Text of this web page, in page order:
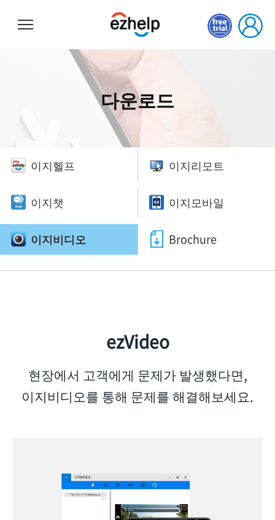
이지헬프
다운로드
이지헬프 이지리모트
이지챗 이지모바일
이지비디오 Brochure
ezVideo
현장에서 고객에게 문제가 발생했다면,
이지비디오를 통해 문제를 해결해보세요.